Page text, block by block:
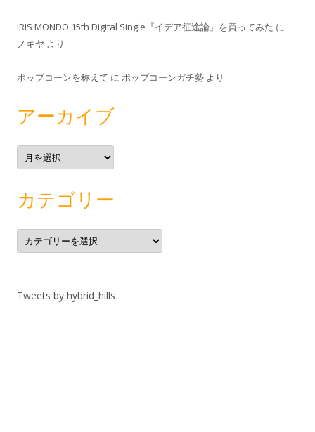
IRIS MONDO 15th Digital Single『イデア征途論』を買ってみた に
ノキヤ より
ポップコーンを称えて に ポップコーンガチ勢 より
アーカイブ
ア
ー
カ
カテゴリー
カ
テ
ゴ
Tweets by hybrid_hills